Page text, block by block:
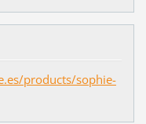
products/sophie-